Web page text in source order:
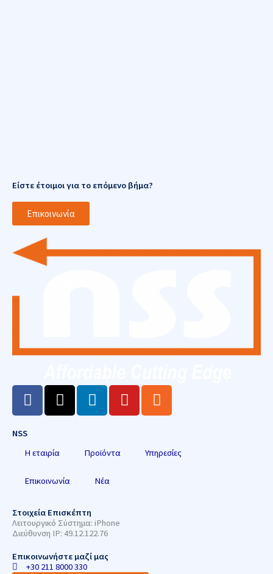
Είστε έτοιμοι για το επόμενο βήμα?
Επικοινωνία
F
a
c
e
b
o
X
-
t
i
t
r
L
i
n
e
i
Y
o
u
R
s
s
NSS
Η εταιρία
Προϊόντα Υπηρεσίες
Επικοινωνία Νέα
Στοιχεία Επισκέπτη
Λειτουργικό Σύστημα: iPhone
Διεύθυνση IP: 49.12.122.76
Επικοινωνήστε μαζί μας
+30 211 8000 330